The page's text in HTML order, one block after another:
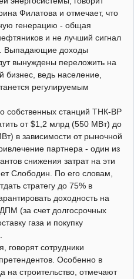
Филатова и отмечает, что
генерацию - общая
и не лучший сигнал
Выпадающие доходы
вынуждены переложить на
бизнес, ведь население,
регулируемым
собственных станций ТНК-ВР
от $1,2 млрд (550 МВт) до
в зависимости от рыночной
партнера - один из
снижения затрат на эти
Слободин. По его словам,
стратегу до 75% в
доходность на
(за счет долгосрочных
газа и покупку
говорят сотрудники
Особенно в
на строительство, отмечают